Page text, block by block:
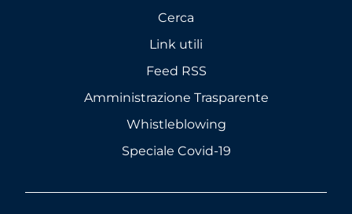
Cerca
Link utili
Feed RSS
Amministrazione Trasparente
Whistleblowing
Speciale Covid-19